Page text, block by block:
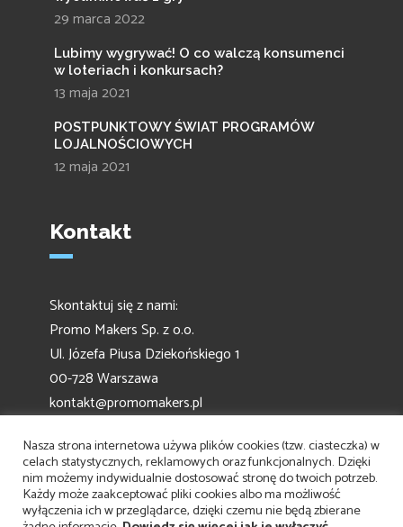
29 marca 2022
Lubimy wygrywać! O co walczą konsumenci
w loteriach i konkursach?
13 maja 2021
POSTPUNKTOWY ŚWIAT PROGRAMÓW
LOJALNOŚCIOWYCH
12 maja 2021
Kontakt
Skontaktuj się z nami:
Promo Makers Sp. z o.o.
Ul. Józefa Piusa Dziekońskiego 1
00-728 Warszawa
kontakt@promomakers.pl
Nasza strona internetowa używa plików cookies (tzw. ciasteczka) w
celach statystycznych, reklamowych oraz funkcjonalnych. Dzięki
nim możemy indywidualnie dostosować stronę do twoich potrzeb.
Każdy może zaakceptować pliki cookies albo ma możliwość
wyłączenia ich w przeglądarce, dzięki czemu nie będą zbierane